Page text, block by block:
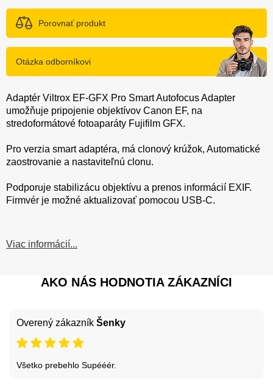
Porovnať produkt
Otázka odborníkovi
Adaptér Viltrox EF-GFX Pro Smart Autofocus Adapter
umožňuje pripojenie objektívov Canon EF, na
stredoformátové fotoaparáty Fujifilm GFX.
Pro verzia smart adaptéra, má clonový krúžok, Automatické
zaostrovanie a nastaviteľnú clonu.
Podporuje stabilizácu objektívu a prenos informácií EXIF.
Firmvér je možné aktualizovať pomocou USB-C.
Viac informácií...
AKO NÁS HODNOTIA ZÁKAZNÍCI
Overený zákazník Šenky
Všetko prebehlo Supééér.